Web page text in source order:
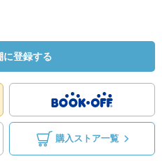
に登録する
購入ストア一覧